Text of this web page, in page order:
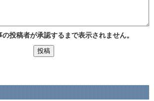
投稿者が承認するまで表示されません。